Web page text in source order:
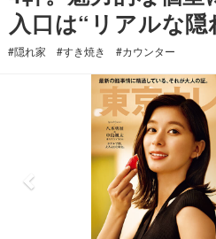
入口は“リアルな隠
#隠れ家 #すき焼き #カウンター